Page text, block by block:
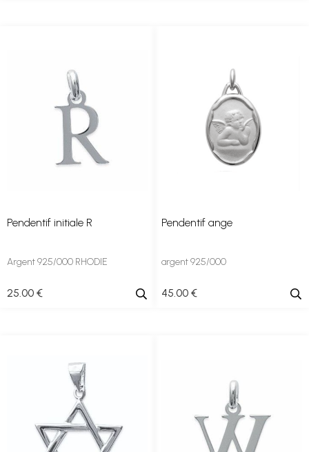
Pendentif initiale R
Argent 925/000 RHODIE
25 .00 €
Pendentif ange
argent 925/000
45 .00 €